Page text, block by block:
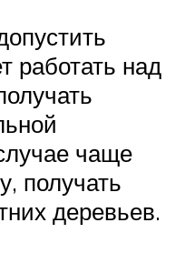
работать над
чаще
получать
деревьев.